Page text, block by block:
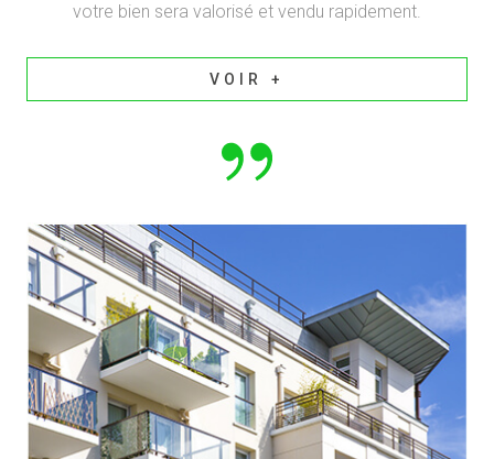
votre bien sera valorisé et vendu rapidement.
VOIR +